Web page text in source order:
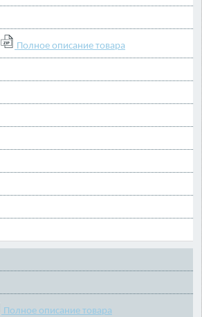
Полное описание товара
Полное описание товара